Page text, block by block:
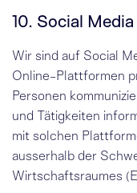
10. Social Media
Wir sind auf Social
Online-Plattformen
Personen
und Tätigkeiten
mit solchen
ausserhalb der
Wirtschaftsraumes